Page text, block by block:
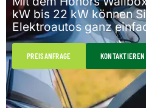
kW bis 22 kW können
Elektroautos ganz
PREISANFRAGE